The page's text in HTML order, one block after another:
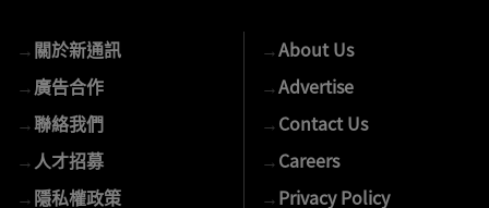
E-
mail
→關於新通訊
→廣告合作
→聯絡我們
→ 人才招募
→隱私權政策
→About Us
→Advertise
→Contact Us
→Careers
→Privacy Policy